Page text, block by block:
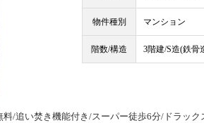
物件種別 マンション
階数/構造 3階建/S造(鉄骨
料/追い焚き機能付き/スーパー徒歩6分/ドラッ